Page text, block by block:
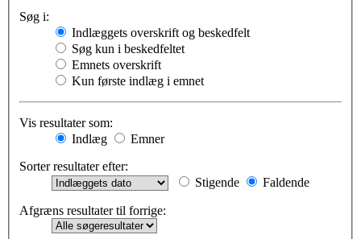
Søg i:
Indlæggets overskrift og beskedfelt
Søg kun i beskedfeltet
Emnets overskrift
Kun første indlæg i emnet
Vis resultater som:
Indlæg
Emner
Sorter resultater efter:
Stigende
Faldende
Afgræns resultater til forrige: